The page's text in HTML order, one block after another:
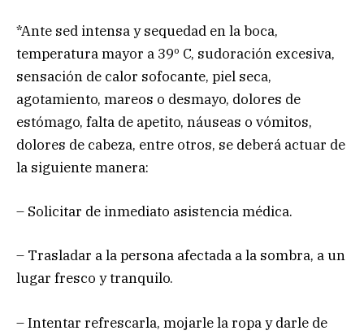
*Ante sed intensa y sequedad en la boca,
temperatura mayor a 39º C, sudoración excesiva,
sensación de calor sofocante, piel seca,
agotamiento, mareos o desmayo, dolores de
estómago, falta de apetito, náuseas o vómitos,
dolores de cabeza, entre otros, se deberá actuar de
la siguiente manera:
– Solicitar de inmediato asistencia médica.
– Trasladar a la persona afectada a la sombra, a un
lugar fresco y tranquilo.
– Intentar refrescarla, mojarle la ropa y darle de